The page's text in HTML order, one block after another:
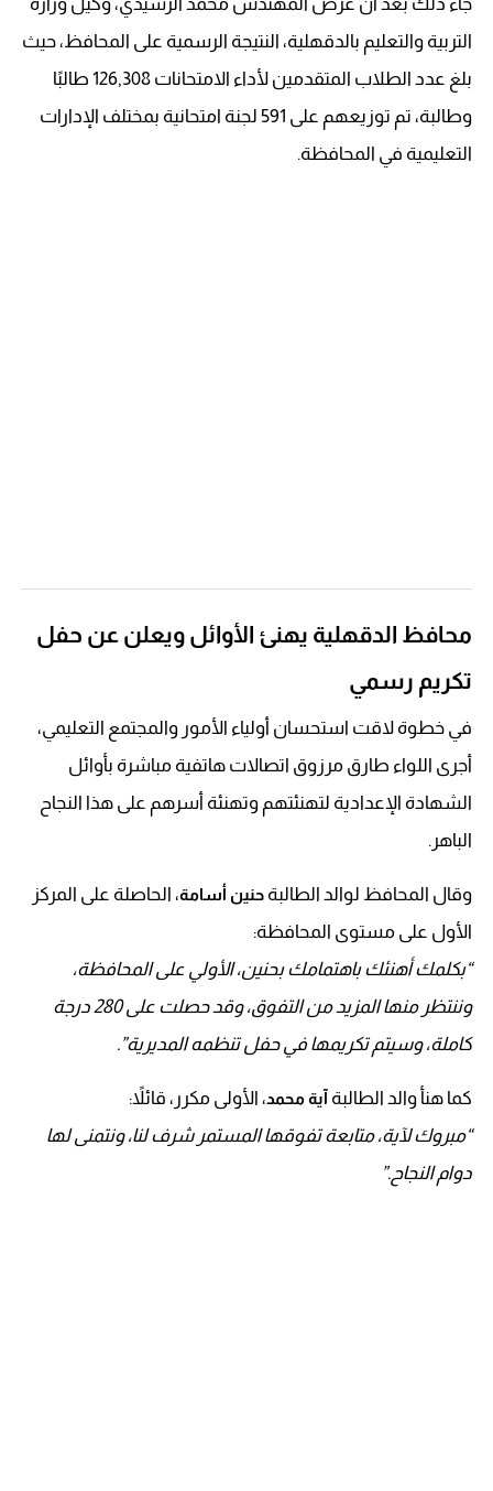
التربية والتعليم بالدقهلية، النتيجة الرسمية على المحافظ، حيث
بلغ عدد الطلاب المتقدمين لأداء الامتحانات 126,308 طالبًا
وطالبة، تم توزيعهم على 591 لجنة امتحانية بمختلف الإدارات
التعليمية في المحافظة.
محافظ الدقهلية يهنئ الأوائل ويعلن عن حفل
تكريم رسمي
في خطوة لاقت استحسان أولياء الأمور والمجتمع التعليمي،
أجرى اللواء طارق مرزوق اتصالات هاتفية مباشرة بأوائل
الشهادة الإعدادية لتهنئتهم وتهنئة أسرهم على هذا النجاح
الباهر.
وقال المحافظ لوالد الطالبة حنين أسامة، الحاصلة على المركز
الأول على مستوى المحافظة:
“بكلمك أهنئك باهتمامك بحنين، الأولي على المحافظة،
وننتظر منها المزيد من التفوق، وقد حصلت على 280 درجة
كاملة، وسيتم تكريمها في حفل تنظمه المديرية”.
كما هنأ والد الطالبة آية محمد، الأولى مكرر، قائلاً:
“مبروك لآية، متابعة تفوقها المستمر شرف لنا، ونتمنى لها
دوام النجاح.”